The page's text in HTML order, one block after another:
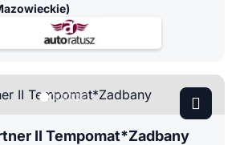
II Tempomat*Zadbany